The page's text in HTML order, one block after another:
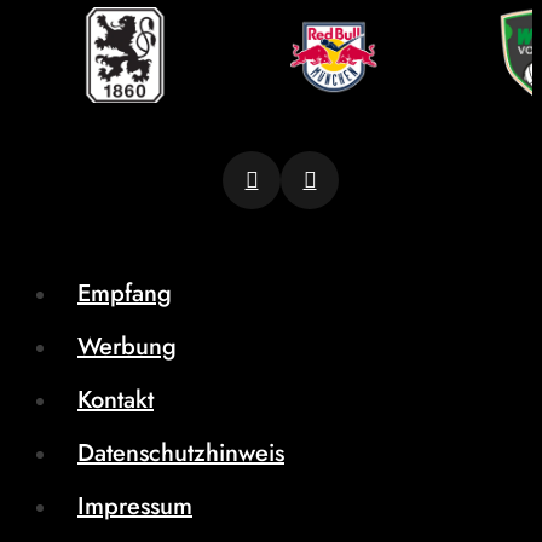
Empfang
Werbung
Kontakt
Datenschutzhinweis
Impressum